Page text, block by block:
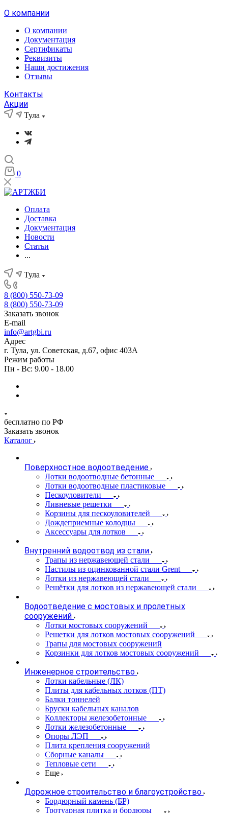
О компании
О компании
Документация
Сертификаты
Реквизиты
Наши достижения
Отзывы
Контакты
Акции
Тула
0
Оплата
Доставка
Документация
Новости
Статьи
...
Тула
8 (800) 550-73-09
8 (800) 550-73-09
Заказать звонок
E-mail
info@artgbi.ru
Адрес
г. Тула, ул. Советская, д.67, офис 403А
Режим работы
Пн - Вс: 9.00 - 18.00
бесплатно по РФ
Заказать звонок
Каталог
Поверхностное водоотведение
Лотки водоотводные бетонные
Лотки водоотводные пластиковые
Пескоуловители
Ливневые решетки
Корзины для пескоуловителей
Дождеприемные колодцы
Аксессуары для лотков
Внутренний водоотвод из стали
Трапы из нержавеющей стали
Настилы из оцинкованной стали Grent
Лотки из нержавеющей стали
Решётки для лотков из нержавеющей стали
Водоотведение с мостовых и пролетных
сооружений
Лотки мостовых сооружений
Решетки для лотков мостовых сооружений
Трапы для мостовых сооружений
Корзинки для лотков мостовых сооружений
Инженерное строительство
Лотки кабельные (ЛК)
Плиты для кабельных лотков (ПТ)
Балки тоннелей
Бруски кабельных каналов
Коллекторы железобетонные
Лотки железобетонные
Опоры ЛЭП
Плита крепления сооружений
Сборные каналы
Тепловые сети
Еще
Дорожное строительство и благоустройство
Бордюрный камень (БР)
Тротуарная плитка и бордюры